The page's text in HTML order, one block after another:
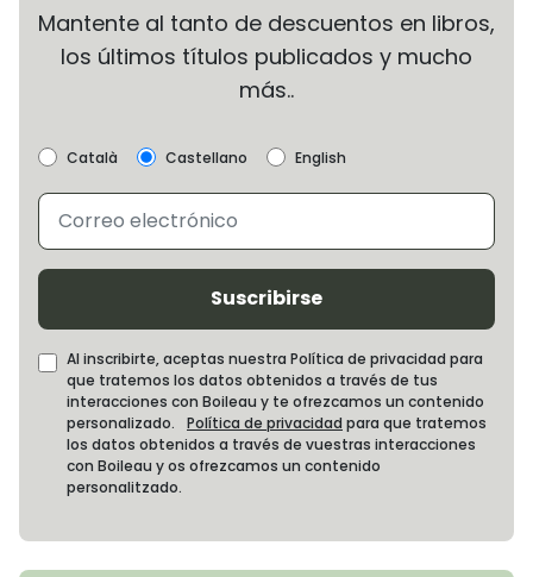
Mantente al tanto de descuentos en libros,
los últimos títulos publicados y mucho
más..
Català Castellano English
Suscribirse
Al inscribirte, aceptas nuestra Política de privacidad para
que tratemos los datos obtenidos a través de tus
interacciones con Boileau y te ofrezcamos un contenido
personalizado. Política de privacidad para que tratemos
los datos obtenidos a través de vuestras interacciones
con Boileau y os ofrezcamos un contenido
personalitzado.